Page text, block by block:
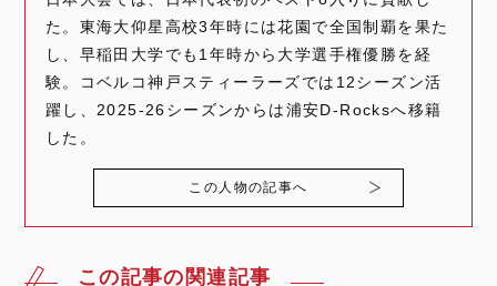
た。東海大仰星高校3年時には花園で全国制覇を果た
し、早稲田大学でも1年時から大学選手権優勝を経
験。コベルコ神戸スティーラーズでは12シーズン活
躍し、2025-26シーズンからは浦安D-Rocksへ移籍
した。
この人物の記事へ
この記事の関連記事